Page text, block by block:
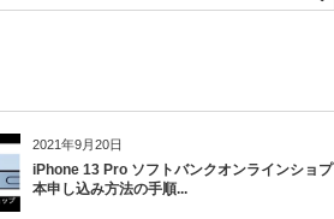
2021年9月20日
iPhone 13 Pro ソフトバンクオンラインショプ
本申し込み方法の手順...